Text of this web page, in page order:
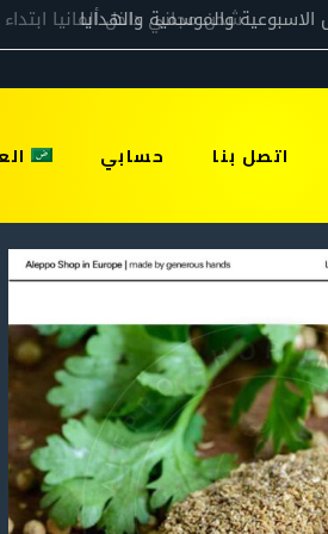
اتصل بنا حسابي